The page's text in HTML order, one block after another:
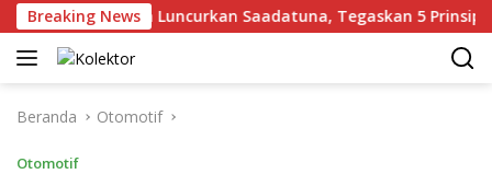
Langsung
ke
konten
Breaking News
Gus Yahya Luncurkan Saadatuna, Tegaskan 5 Prinsip Dasar
Beranda Otomotif
Otomotif